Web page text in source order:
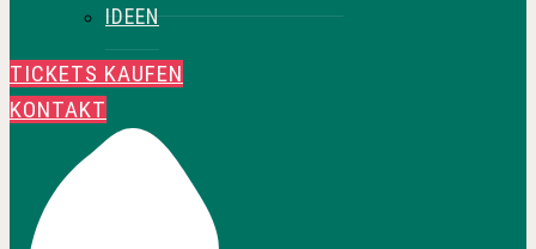
IDEEN
TICKETS KAUFEN
KONTAKT